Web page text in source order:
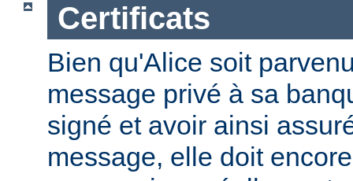
Certificats
Bien qu'Alice soit
message privé à sa
signé et avoir ainsi
message, elle doit